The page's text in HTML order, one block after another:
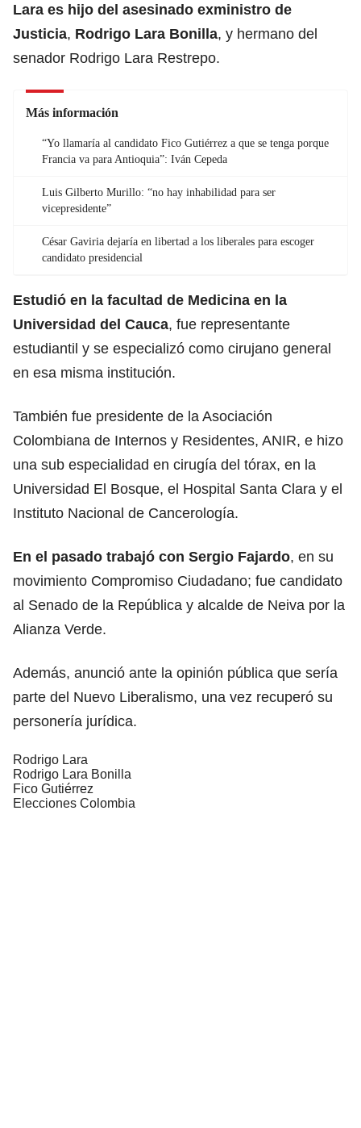
Lara es hijo del asesinado exministro de
Justicia, Rodrigo Lara Bonilla, y hermano del
senador Rodrigo Lara Restrepo.
Más información
“Yo llamaría al candidato Fico Gutiérrez a que se tenga porque
Francia va para Antioquia”: Iván Cepeda
Luis Gilberto Murillo: “no hay inhabilidad para ser
vicepresidente”
César Gaviria dejaría en libertad a los liberales para escoger
candidato presidencial
Estudió en la facultad de Medicina en la
Universidad del Cauca, fue representante
estudiantil y se especializó como cirujano general
en esa misma institución.
También fue presidente de la Asociación
Colombiana de Internos y Residentes, ANIR, e hizo
una sub especialidad en cirugía del tórax, en la
Universidad El Bosque, el Hospital Santa Clara y el
Instituto Nacional de Cancerología.
En el pasado trabajó con Sergio Fajardo, en su
movimiento Compromiso Ciudadano; fue candidato
al Senado de la República y alcalde de Neiva por la
Alianza Verde.
Además, anunció ante la opinión pública que sería
parte del Nuevo Liberalismo, una vez recuperó su
personería jurídica.
Rodrigo Lara
Rodrigo Lara Bonilla
Fico Gutiérrez
Elecciones Colombia